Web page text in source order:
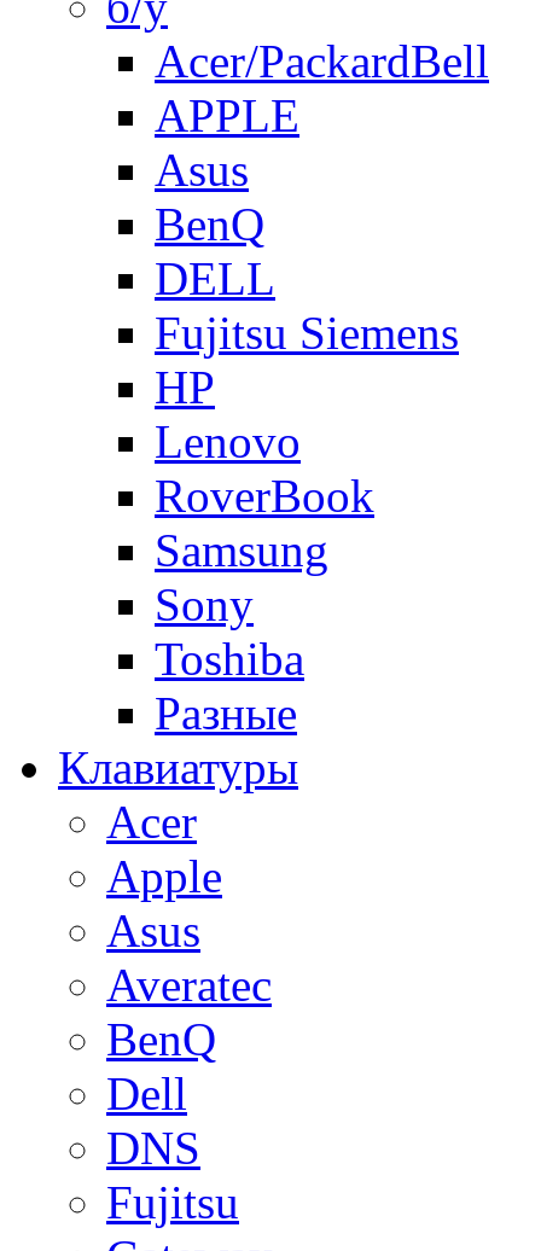
Acer/PackardBell
APPLE
Asus
BenQ
DELL
Fujitsu Siemens
HP
Lenovo
RoverBook
Samsung
Sony
Toshiba
Разные
Клавиатуры
Acer
Apple
Asus
Averatec
BenQ
Dell
DNS
Fujitsu